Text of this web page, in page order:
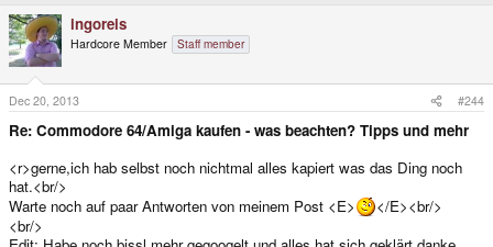
ingoreis
Hardcore Member Staff member
Dec 20, 2013 #244
Re: Commodore 64/Amiga kaufen - was beachten? Tipps und mehr
<r>gerne,ich hab selbst noch nichtmal alles kapiert was das Ding noch
hat.<br/>
Warte noch auf paar Antworten von meinem Post <E>
</E><br/>
<br/>